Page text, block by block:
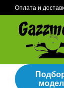
Перейти к
Оплата и